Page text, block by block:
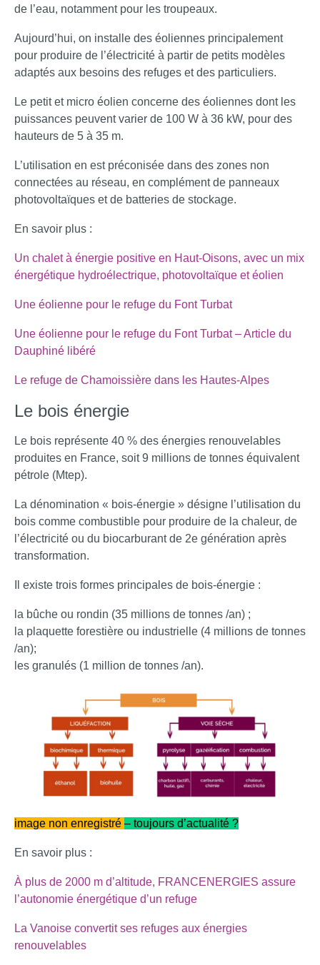
de l’eau, notamment pour les troupeaux.
Aujourd’hui, on installe des éoliennes principalement
pour produire de l’électricité à partir de petits modèles
adaptés aux besoins des refuges et des particuliers.
Le petit et micro éolien concerne des éoliennes dont les
puissances peuvent varier de 100 W à 36 kW, pour des
hauteurs de 5 à 35 m.
L’utilisation en est préconisée dans des zones non
connectées au réseau, en complément de panneaux
photovoltaïques et de batteries de stockage.
En savoir plus :
Un chalet à énergie positive en Haut-Oisons, avec un mix
énergétique hydroélectrique, photovoltaïque et éolien
Une éolienne pour le refuge du Font Turbat
Une éolienne pour le refuge du Font Turbat – Article du
Dauphiné libéré
Le refuge de Chamoissière dans les Hautes-Alpes
Le bois énergie
Le bois représente 40 % des énergies renouvelables
produites en France, soit 9 millions de tonnes équivalent
pétrole (Mtep).
La dénomination « bois-énergie » désigne l’utilisation du
bois comme combustible pour produire de la chaleur, de
l’électricité ou du biocarburant de 2e génération après
transformation.
Il existe trois formes principales de bois-énergie :
la bûche ou rondin (35 millions de tonnes /an) ;
la plaquette forestière ou industrielle (4 millions de tonnes
/an);
les granulés (1 million de tonnes /an).
image non enregistré – toujours d’actualité ?
En savoir plus :
À plus de 2000 m d’altitude, FRANCENERGIES assure
l’autonomie énergétique d’un refuge
La Vanoise convertit ses refuges aux énergies
renouvelabl es